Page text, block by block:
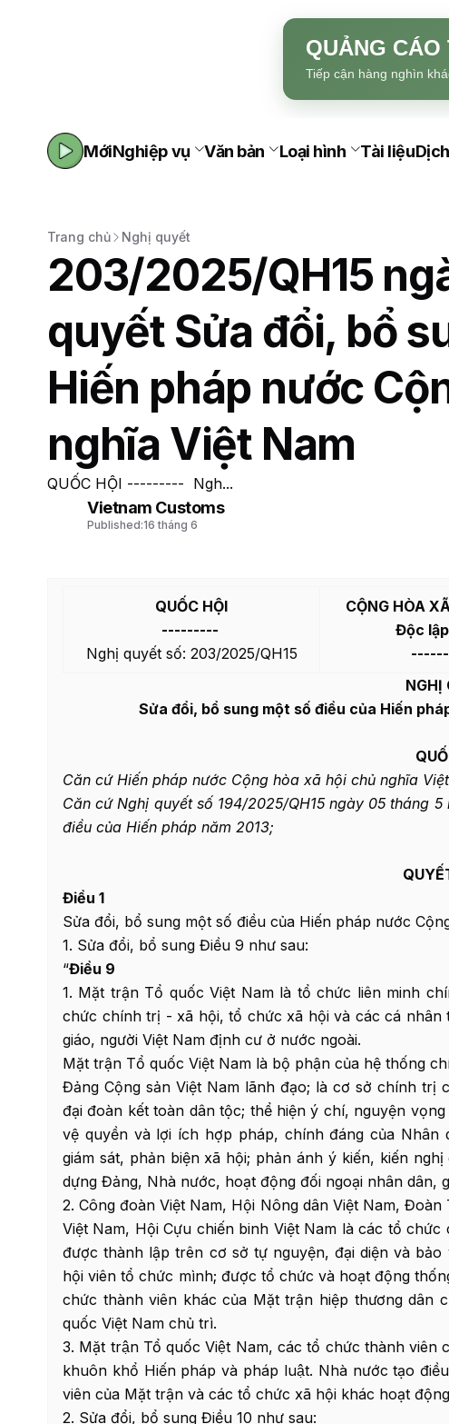
QUẢNG
Tiếp cận hàng nghìn
MớiNghiệp vụ Văn bản Loại hình Tài liệu
Trang chủ Nghị quyết
203/2025/QH15
quyết Sửa đổi, bổ
Hiến pháp nước
nghĩa Việt Nam
QUỐC HỘI --------- Ngh...
Vietnam Customs
Published:16 tháng 6
QUỐC HỘI
---------
Nghị quyết số: 203/2025/QH15
CỘNG HÒA
Độc
NGHỊ
Sửa đổi, bổ sung một số điều của Hiến
Căn cứ Hiến pháp nước Cộng hòa xã hội chủ nghĩa
Căn cứ Nghị quyết số 194/2025/QH15 ngày 05 tháng
điều của Hiến pháp năm 2013;
Điều 1
Sửa đổi, bổ sung một số điều của Hiến pháp nước
1. Sửa đổi, bổ sung Điều 9 như sau:
“Điều 9
1. Mặt trận Tổ quốc Việt Nam là tổ chức liên minh
chức chính trị - xã hội, tổ chức xã hội và các cá nhân
giáo, người Việt Nam định cư ở nước ngoài.
Mặt trận Tổ quốc Việt Nam là bộ phận của hệ thống
Đảng Cộng sản Việt Nam lãnh đạo; là cơ sở chính trị
đại đoàn kết toàn dân tộc; thể hiện ý chí, nguyện
vệ quyền và lợi ích hợp pháp, chính đáng của
giám sát, phản biện xã hội; phản ánh ý kiến, kiến
dựng Đảng, Nhà nước, hoạt động đối ngoại nhân dân,
2. Công đoàn Việt Nam, Hội Nông dân Việt Nam,
Việt Nam, Hội Cựu chiến binh Việt Nam là các tổ
được thành lập trên cơ sở tự nguyện, đại diện và
hội viên tổ chức mình; được tổ chức và hoạt động
chức thành viên khác của Mặt trận hiệp thương
quốc Việt Nam chủ trì.
3. Mặt trận Tổ quốc Việt Nam, các tổ chức thành
khuôn khổ Hiến pháp và pháp luật. Nhà nước tạo
viên của Mặt trận và các tổ chức xã hội khác hoạt
2. Sửa đổi, bổ sung Điều 10 như sau: